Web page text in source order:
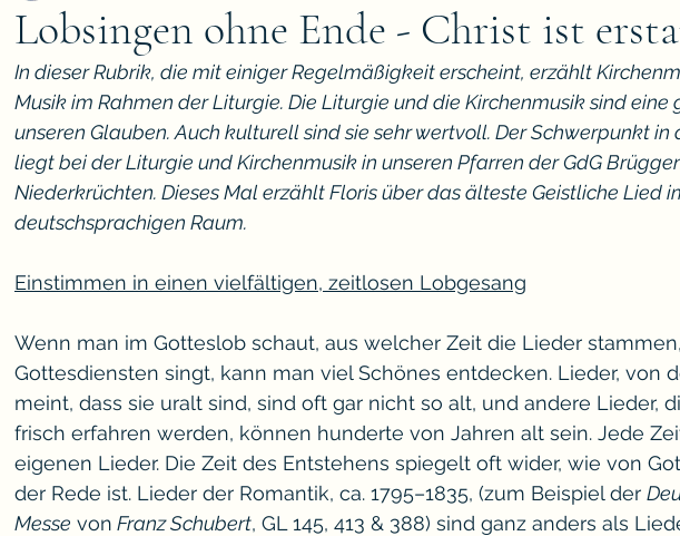
Lobsingen ohne Ende - Christ ist
In dieser Rubrik, die mit einiger Regelmäßigkeit erscheint, erzählt
Musik im Rahmen der Liturgie. Die Liturgie und die Kirchenmusik sind eine
unseren Glauben. Auch kulturell sind sie sehr wertvoll. Der Schwerpunkt in
liegt bei der Liturgie und Kirchenmusik in unseren Pfarren der GdG
Niederkrüchten. Dieses Mal erzählt Floris über das älteste Geistliche Lied
deutschsprachigen Raum.
Einstimmen in einen vielfältigen, zeitlosen Lobgesang
Wenn man im Gotteslob schaut, aus welcher Zeit die Lieder
Gottesdiensten singt, kann man viel Schönes entdecken. Lieder, von
meint, dass sie uralt sind, sind oft gar nicht so alt, und andere Lieder,
frisch erfahren werden, können hunderte von Jahren alt sein. Jede
eigenen Lieder. Die Zeit des Entstehens spiegelt oft wider, wie von
der Rede ist. Lieder der Romantik, ca. 1795–1835, (zum Beispiel der
Messe von Franz Schubert, GL 145, 413 & 388) sind ganz anders als